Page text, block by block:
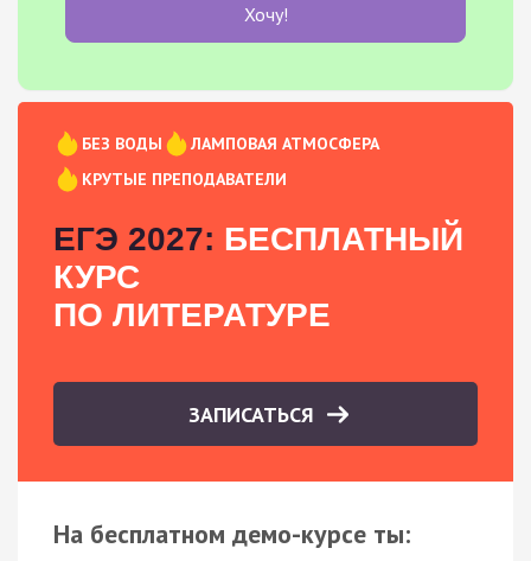
Хочу!
БЕЗ ВОДЫ
ЛАМПОВАЯ АТМОСФЕРА
КРУТЫЕ ПРЕПОДАВАТЕЛИ
ЕГЭ 2027: БЕСПЛАТНЫЙ
КУРС
ПО ЛИТЕРАТУРЕ
ЗАПИСАТЬСЯ
На бесплатном демо-курсе ты: